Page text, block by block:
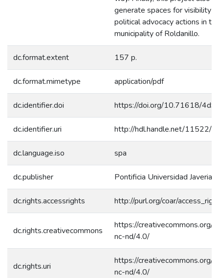
generate spaces for visibility
political advocacy actions in
municipality of Roldanillo.
dc.format.extent 157 p.
dc.format.mimetype application/pdf
dc.identifier.doi https://doi.org/10.71618/
dc.identifier.uri http://hdl.handle.net/11522/
dc.language.iso spa
dc.publisher Pontificia Universidad
dc.rights.accessrights http://purl.org/coar/
dc.rights.creativecommons
https://creativecommons.org/
nc-nd/4.0/
dc.rights.uri
https://creativecommons.org/
nc-nd/4.0/